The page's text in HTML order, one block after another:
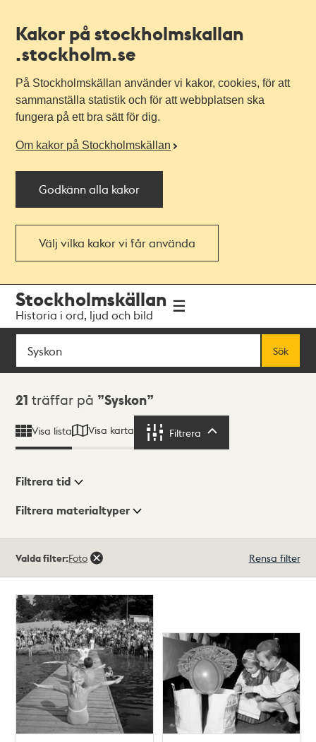
Kakor på stockholmskallan
.stockholm.se
På Stockholmskällan använder vi kakor, cookies, för att
sammanställa statistik och för att webbplatsen ska
fungera på ett bra sätt för dig.
Om kakor på Stockholmskällan
Godkänn alla kakor
Välj vilka kakor vi får använda
navigationen
huvudinnehållet
Stockholmskällan
Historia i ord, ljud och bild
Sök
Sök
Sökresultat
21 träffar på Syskon
Visa lista Visa karta Filtrera
Visningsläge
Filtrera tid
Filtrera materialtyper
träffar
Valda filter:Foto Rensa filter